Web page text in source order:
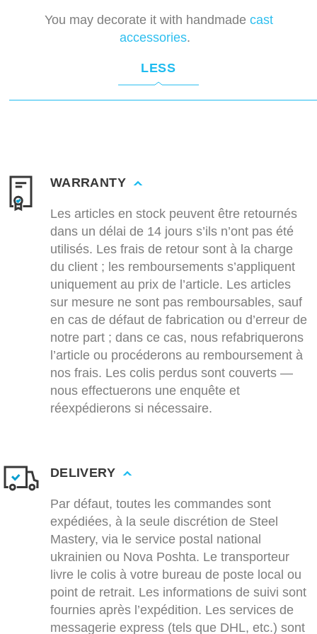
You may decorate it with handmade cast
accessories.
LESS
WARRANTY
Les articles en stock peuvent être retournés
dans un délai de 14 jours s’ils n’ont pas été
utilisés. Les frais de retour sont à la charge
du client ; les remboursements s’appliquent
uniquement au prix de l’article. Les articles
sur mesure ne sont pas remboursables, sauf
en cas de défaut de fabrication ou d’erreur de
notre part ; dans ce cas, nous refabriquerons
l’article ou procéderons au remboursement à
nos frais. Les colis perdus sont couverts —
nous effectuerons une enquête et
réexpédierons si nécessaire.
DELIVERY
Par défaut, toutes les commandes sont
expédiées, à la seule discrétion de Steel
Mastery, via le service postal national
ukrainien ou Nova Poshta. Le transporteur
livre le colis à votre bureau de poste local ou
point de retrait. Les informations de suivi sont
fournies après l’expédition. Les services de
messagerie express (tels que DHL, etc.) sont